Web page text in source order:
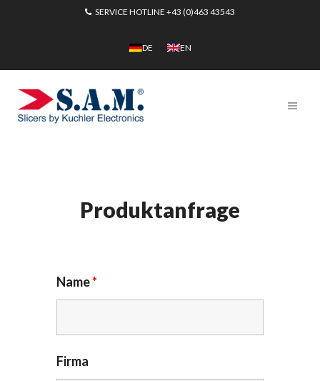
SERVICE HOTLINE +43 (0)463 43543
DE EN
Produktanfrage
Name*
Firma